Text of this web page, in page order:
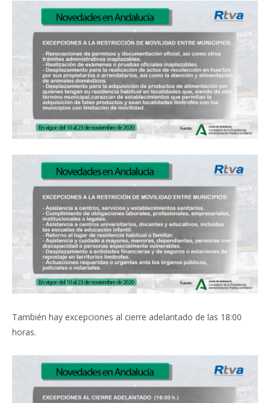
También hay excepciones al cierre adelantado de las 18:00
horas.